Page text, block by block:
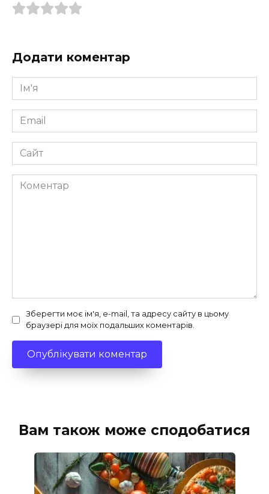
Додати коментар
Ім'я
*
Email
*
Сайт
Коментар
Зберегти моє ім'я, e-mail, та адресу сайту в цьому
браузері для моїх подальших коментарів.
Вам також може сподобатися